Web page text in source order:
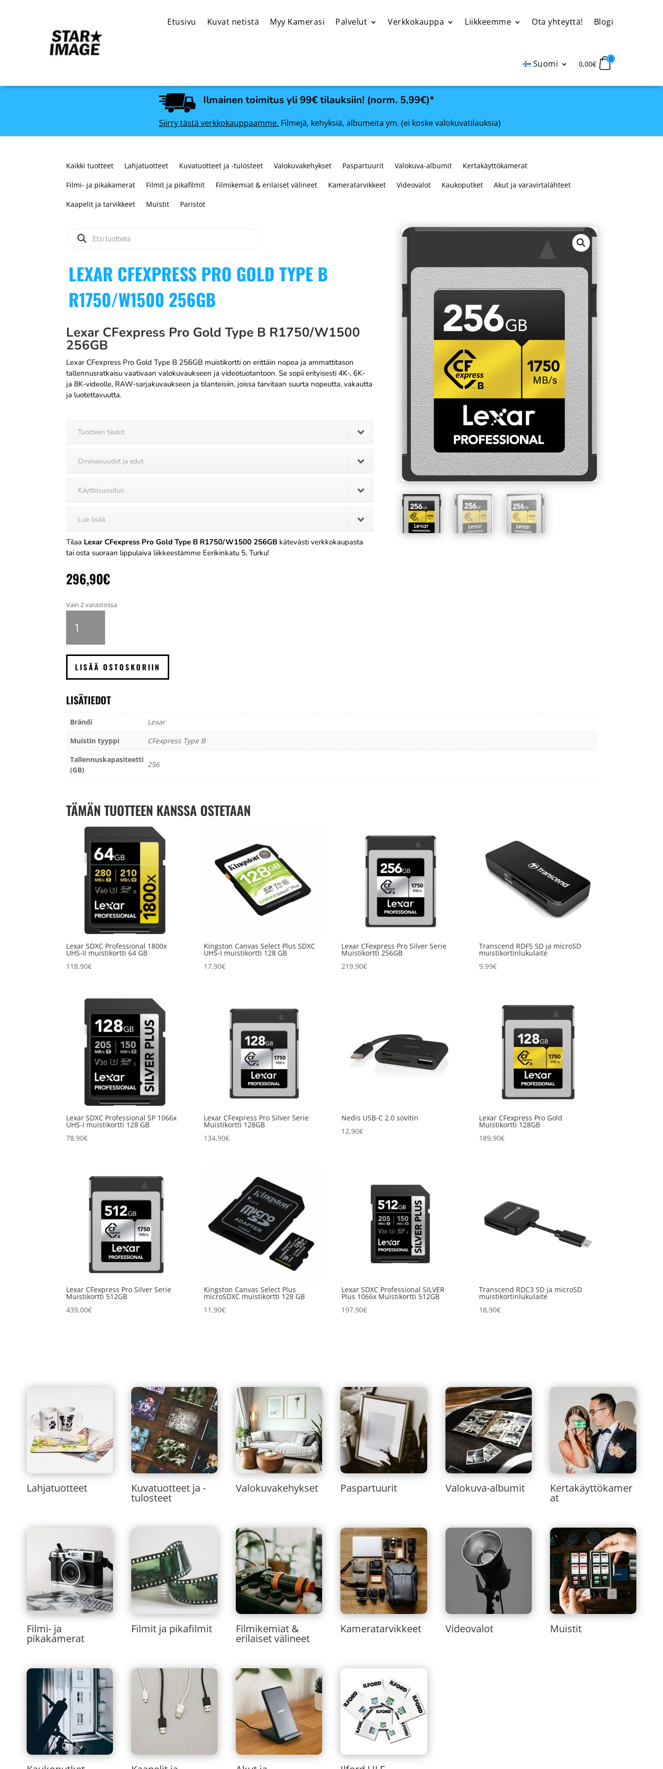
Etusivu Kuvat netistä Myy Kamerasi Palvelut Verkkokauppa Liikkeemme Ota yhteyttä! Blogi
Suomi 0,00€
0
Ilmainen toimitus yli 99€ tilauksiin! (norm. 5,99€)*
Siirry tästä verkkokauppaamme. Filmejä, kehyksiä, albumeita ym. (ei koske valokuvatilauksia)
Kaikki tuotteet Lahjatuotteet Kuvatuotteet ja -tulosteet Valokuvakehykset Paspartuurit Valokuva-albumit Kertakäyttökamerat
Filmi- ja pikakamerat Filmit ja pikafilmit Filmikemiat & erilaiset välineet Kameratarvikkeet Videovalot Kaukoputket Akut ja varavirtalähteet
Kaapelit ja tarvikkeet Muistit Paristot
Products
search
LEXAR CFEXPRESS PRO GOLD TYPE B
R1750/W1500 256GB
Lexar CFexpress Pro Gold Type B R1750/W1500
256GB
Lexar CFexpress Pro Gold Type B 256GB muistikortti on erittäin nopea ja ammattitason
tallennusratkaisu vaativaan valokuvaukseen ja videotuotantoon. Se sopii erityisesti 4K-, 6K-
ja 8K-videolle, RAW-sarjakuvaukseen ja tilanteisiin, joissa tarvitaan suurta nopeutta, vakautta
ja luotettavuutta.
Tuotteen tiedot
Ominaisuudet ja edut
Käyttösuositus
Lue lisää
Tilaa Lexar CFexpress Pro Gold Type B R1750/W1500 256GB kätevästi verkkokaupasta
tai osta suoraan lippulaiva liikkeestämme Eerikinkatu 5, Turku!
296,90€
Vain 2 varastossa
CFexpress
256GB
määrä
LISÄÄ OSTOSKORIIN
LISÄTIEDOT
Brändi
Lexar
Muistin tyyppi
CFexpress Type B
Tallennuskapasiteetti
(GB)
256
TÄMÄN TUOTTEEN KANSSA OSTETAAN
Lexar SDXC Professional 1800x
UHS-II muistikortti 64 GB
118,90€
Kingston Canvas Select Plus SDXC
UHS-I muistikortti 128 GB
17,90€
Lexar CFexpress Pro Silver Serie
Muistikortti 256GB
219,90€
Transcend RDF5 SD ja microSD
muistikortinlukulaite
9,99€
Lexar SDXC Professional SP 1066x
UHS-I muistikortti 128 GB
78,90€
Lexar CFexpress Pro Silver Serie
Muistikortti 128GB
134,90€
Nedis USB-C 2.0 sovitin
12,90€
Lexar CFexpress Pro Gold
Muistikortti 128GB
189,90€
Lexar CFexpress Pro Silver Serie
Muistikortti 512GB
439,00€
Kingston Canvas Select Plus
microSDXC muistikortti 128 GB
11,90€
Lexar SDXC Professional SILVER
Plus 1066x Muistikortti 512GB
197,90€
Transcend RDC3 SD ja microSD
muistikortinlukulaite
18,90€
Lahjatuotteet Kuvatuotteet ja -
tulosteet
Valokuvakehykset Paspartuurit Valokuva-albumit Kertakäyttökamer
at
Filmi- ja
pikakamerat
Filmit ja pikafilmit Filmikemiat &
erilaiset välineet
Kameratarvikkeet Videovalot Muistit